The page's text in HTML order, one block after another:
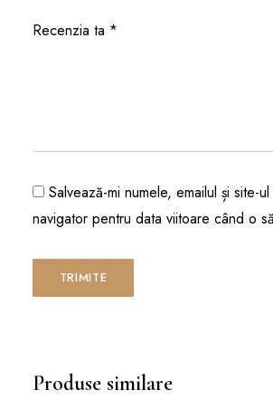
Recenzia ta *
Salvează-mi numele, emailul și site-
navigator pentru data viitoare când o
Produse similare